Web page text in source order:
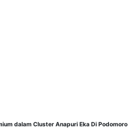
dalam Cluster Anapuri Eka Di Podomoro